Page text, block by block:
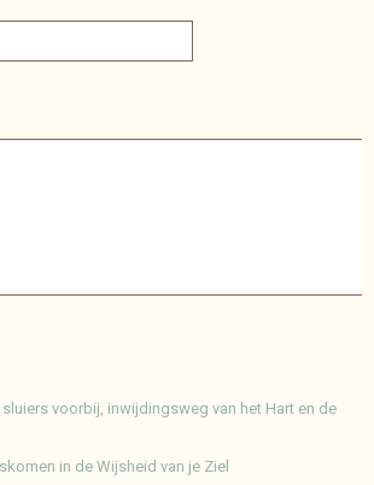
sluiers voorbij, inwijdingsweg van het Hart en de
in de Wijsheid van je Ziel